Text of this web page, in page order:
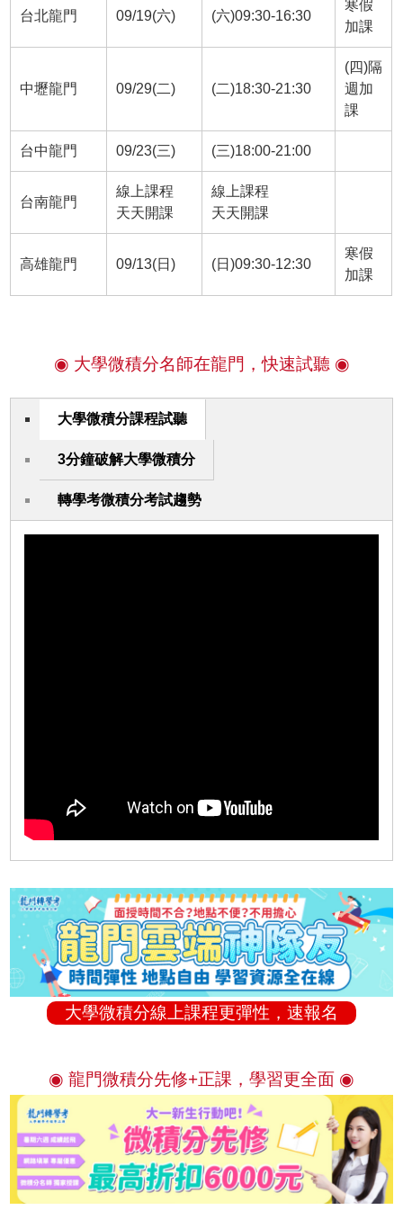
台北龍門 09/19(六) (六)09:30-16:30
寒假
加課
中壢龍門 09/29(二) (二)18:30-21:30
(四)隔
週加
課
台中龍門 09/23(三) (三)18:00-21:00
台南龍門
線上課程
天天開課
線上課程
天天開課
高雄龍門 09/13(日) (日)09:30-12:30
寒假
加課
◉ 大學微積分名師在龍門，快速試聽 ◉
大學微積分課程試聽
3分鐘破解大學微積分
轉學考微積分考試趨勢
大學微積分線上課程更彈性，速報名
◉ 龍門微積分先修+正課，學習更全面 ◉